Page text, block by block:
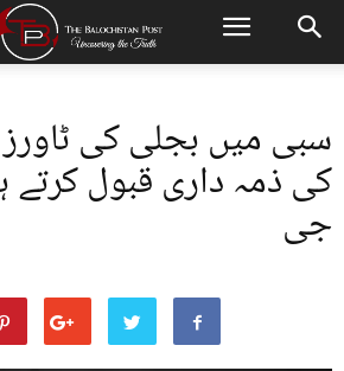
سبی میں بجلی کی ٹاورز
کی ذمہ داری قبول کرتے
جی